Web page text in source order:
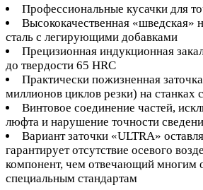
Профессиональные кусачки для
Высококачественная «шведская»
сталь с легирующими добавками
Прецизионная индукционная
до твердости 65 HRC
Практически пожизненная
миллионов циклов резки) на
Винтовое соединение частей,
люфта и нарушение точности
Вариант заточки «ULTRA»
гарантирует отсутствие осевого
компонент, чем отвечающий многим
специальным стандартам